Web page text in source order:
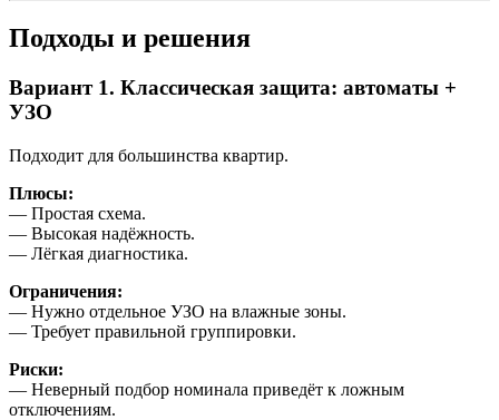
Подходы и решения
Вариант 1. Классическая защита: автоматы +
УЗО
Подходит для большинства квартир.
Плюсы:
— Простая схема.
— Высокая надёжность.
— Лёгкая диагностика.
Ограничения:
— Нужно отдельное УЗО на влажные зоны.
— Требует правильной группировки.
Риски:
— Неверный подбор номинала приведёт к ложным
отключениям.